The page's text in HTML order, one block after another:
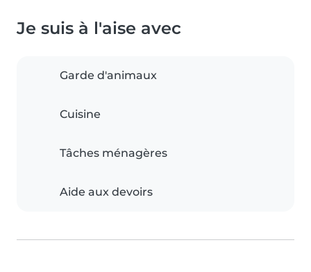
Je suis à l'aise avec
Garde d'animaux
Cuisine
Tâches ménagères
Aide aux devoirs